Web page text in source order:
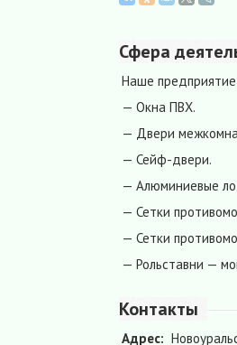
Сфера
Наше
— Окна ПВХ.
— Двери
— Сейф-двери.
— Алюминиевые
— Сетки
— Сетки
— Рольставни —
Контакты
Адрес: